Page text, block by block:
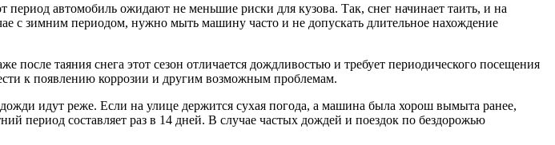
автомобиль ожидают не меньшие риски для кузова. Так, снег начинает таить, и на
с зимним периодом, нужно мыть машину часто и не допускать длительное нахождение
таяния снега этот сезон отличается дождливостью и требует периодического посещения
к появлению коррозии и другим возможным проблемам.
идут реже. Если на улице держится сухая погода, а машина была хорош вымыта ранее,
период составляет раз в 14 дней. В случае частых дождей и поездок по бездорожью